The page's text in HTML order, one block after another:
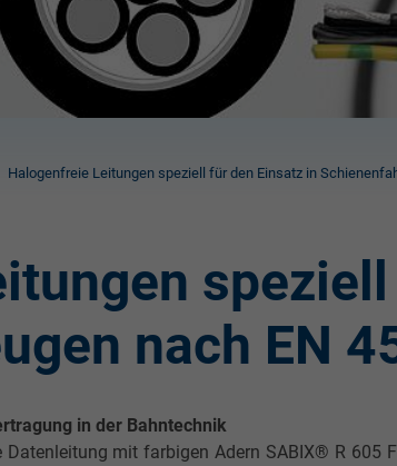
Halogenfreie Leitungen speziell für den Einsatz in
nach EN
in der Bahntechnik
Datenleitung mit farbigen Adern SABIX® R 605